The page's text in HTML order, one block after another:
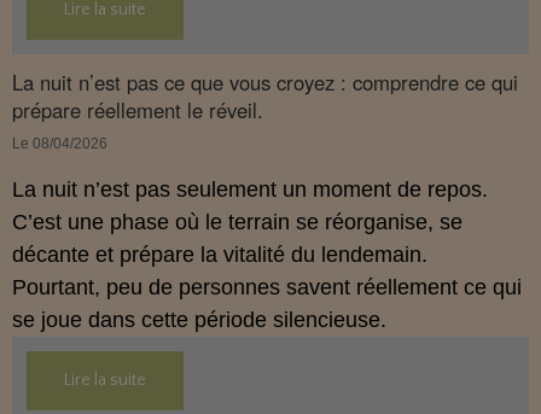
Cet article propose une mise au point claire, moderne
et conforme à la réglementation française de 2026.
Lire la suite
La nuit n’est pas ce que vous croyez : comprendre ce qui
prépare réellement le réveil.
Le 08/04/2026
La nuit n’est pas seulement un moment de repos.
C’est une phase où le terrain se réorganise, se
décante et prépare la vitalité du lendemain.
Pourtant, peu de personnes savent réellement ce qui
se joue dans cette période silencieuse.
Lire la suite